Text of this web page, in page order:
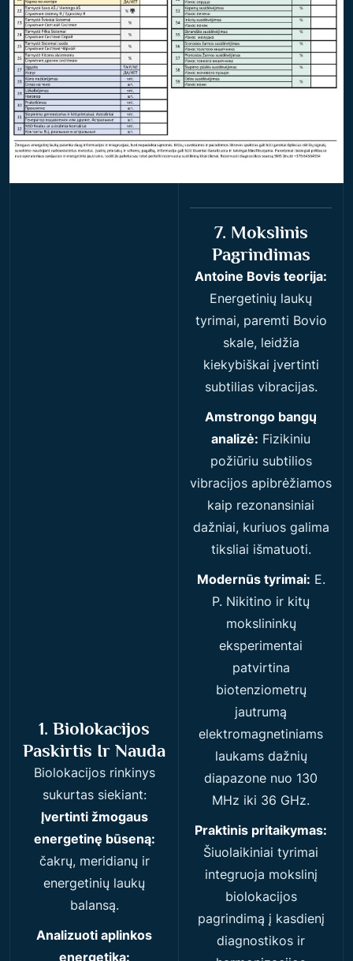
1. Biolokacijos
Paskirtis Ir Nauda
Biolokacijos rinkinys
sukurtas siekiant:
Įvertinti žmogaus
energetinę būseną:
čakrų, meridianų ir
energetinių laukų
balansą.
Analizuoti aplinkos
energetiką:
7. Mokslinis
Pagrindimas
Antoine Bovis teorija:
Energetinių laukų
tyrimai, paremti Bovio
skale, leidžia
kiekybiškai įvertinti
subtilias vibracijas.
Amstrongo bangų
analizė: Fizikiniu
požiūriu subtilios
vibracijos apibrėžiamos
kaip rezonansiniai
dažniai, kuriuos galima
tiksliai išmatuoti.
Modernūs tyrimai: E.
P. Nikitino ir kitų
mokslininkų
eksperimentai
patvirtina
biotenziometrų
jautrumą
elektromagnetiniams
laukams dažnių
diapazone nuo 130
MHz iki 36 GHz.
Praktinis pritaikymas:
Šiuolaikiniai tyrimai
integruoja mokslinį
biolokacijos
pagrindimą į kasdienį
diagnostikos ir